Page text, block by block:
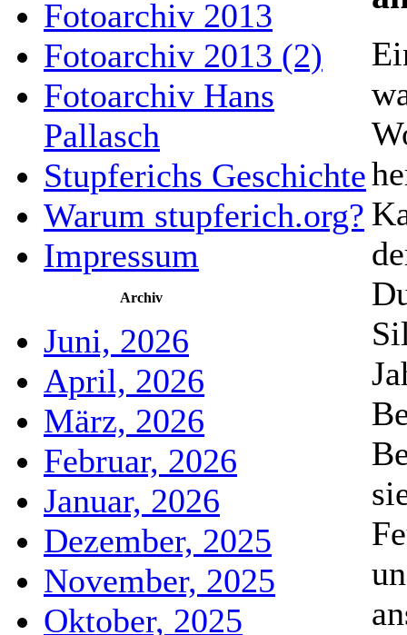
Fotoarchiv 2013
Fotoarchiv 2013 (2)
Fotoarchiv Hans
Pallasch
Stupferichs Geschichte
Warum stupferich.org?
Impressum
Archiv
Juni, 2026
April, 2026
März, 2026
Februar, 2026
Januar, 2026
Dezember, 2025
November, 2025
Oktober, 2025